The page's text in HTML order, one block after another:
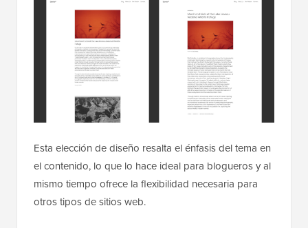
Esta elección de diseño resalta el énfasis del tema en
el contenido, lo que lo hace ideal para blogueros y al
mismo tiempo ofrece la flexibilidad necesaria para
otros tipos de sitios web.